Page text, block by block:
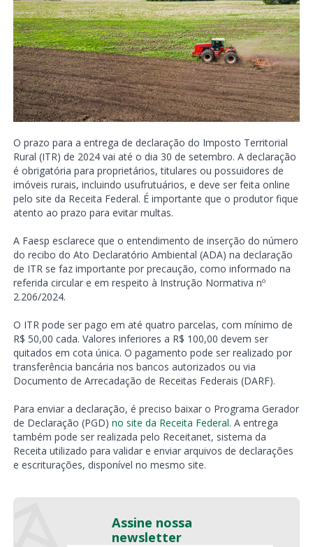
O prazo para a entrega de declaração do Imposto Territorial
Rural (ITR) de 2024 vai até o dia 30 de setembro. A declaração
é obrigatória para proprietários, titulares ou possuidores de
imóveis rurais, incluindo usufrutuários, e deve ser feita online
pelo site da Receita Federal. É importante que o produtor fique
atento ao prazo para evitar multas.
A Faesp esclarece que o entendimento de inserção do número
do recibo do Ato Declaratório Ambiental (ADA) na declaração
de ITR se faz importante por precaução, como informado na
referida circular e em respeito à Instrução Normativa nº
2.206/2024.
O ITR pode ser pago em até quatro parcelas, com mínimo de
R$ 50,00 cada. Valores inferiores a R$ 100,00 devem ser
quitados em cota única. O pagamento pode ser realizado por
transferência bancária nos bancos autorizados ou via
Documento de Arrecadação de Receitas Federais (DARF).
Para enviar a declaração, é preciso baixar o Programa Gerador
de Declaração (PGD) no site da Receita Federal. A entrega
também pode ser realizada pelo Receitanet, sistema da
Receita utilizado para validar e enviar arquivos de declarações
e escriturações, disponível no mesmo site.
Assine nossa
newsletter